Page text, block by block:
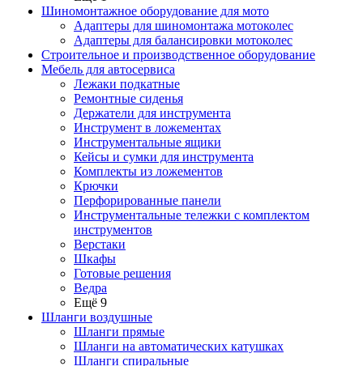
Шиномонтажное оборудование для мото
Адаптеры для шиномонтажа мотоколес
Адаптеры для балансировки мотоколес
Строительное и производственное оборудование
Мебель для автосервиса
Лежаки подкатные
Ремонтные сиденья
Держатели для инструмента
Инструмент в ложементах
Инструментальные ящики
Кейсы и сумки для инструмента
Комплекты из ложементов
Крючки
Перфорированные панели
Инструментальные тележки с комплектом
инструментов
Верстаки
Шкафы
Готовые решения
Ведра
Ещё 9
Шланги воздушные
Шланги прямые
Шланги на автоматических катушках
Шланги спиральные